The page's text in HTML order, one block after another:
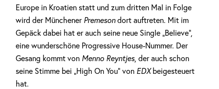
Europe in Kroatien statt und zum dritten Mal in Folge
wird der Münchener Premesondort auftreten. Mit im
Gepäck dabei hat er auch seine neue Single „Believe“,
eine wunderschöne Progressive House-Nummer. Der
Gesang kommt von Menno Reyntjes, der auch schon
seine Stimme bei „High On You“ von EDX beigesteuert
hat.